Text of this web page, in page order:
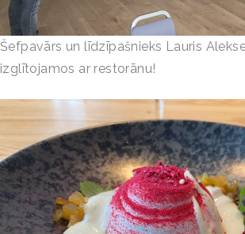
Šefpavārs un līdzīpašnieks Lauris
izglītojamos ar restorānu!